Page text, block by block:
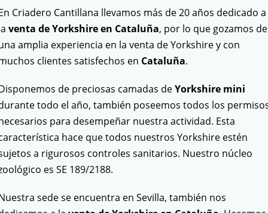
Criadero Cantillana llevamos más de 20 años dedicado a
venta de Yorkshire en Cataluña, por lo que gozamos de
amplia experiencia en la venta de Yorkshire y con
clientes satisfechos en Cataluña.
de preciosas camadas deYorkshire mini
todo el año, también poseemos todos los
para desempeñar nuestra actividad. Esta
hace que todos nuestros Yorkshire estén
a rigurosos controles sanitarios. Nuestro núcleo
es SE 189/2188.
sede se encuentra en Sevilla, también nos